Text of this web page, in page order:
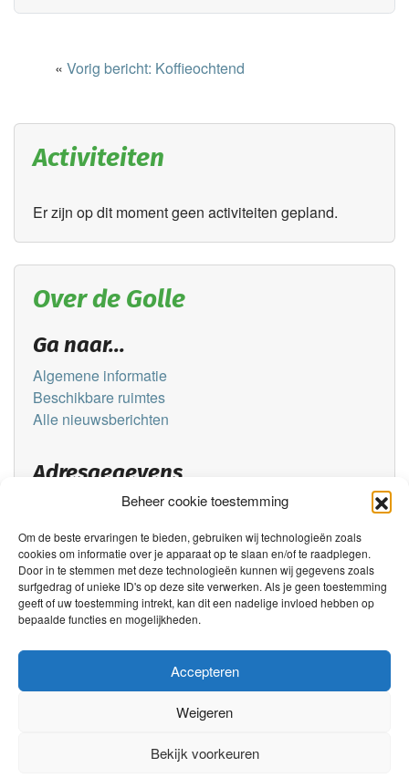
Beheer cookie toestemming
Om de beste ervaringen te bieden, gebruiken wij technologieën zoals
cookies om informatie over je apparaat op te slaan en/of te raadplegen.
Door in te stemmen met deze technologieën kunnen wij gegevens zoals
surfgedrag of unieke ID's op deze site verwerken. Als je geen toestemming
geeft of uw toestemming intrekt, kan dit een nadelige invloed hebben op
bepaalde functies en mogelijkheden.
Accepteren
Weigeren
Bekijk voorkeuren
« Vorig bericht: Koffieochtend
Activiteiten
Er zijn op dit moment geen activiteiten gepland.
Over de Golle
Ga naar...
Algemene informatie
Beschikbare ruimtes
Alle nieuwsberichten
Adresgegevens
Stichting Dorpshuis Wirdum/Swichum
9088 AP Wirdum
Contactmogelijkheden
dorpshuis.degolle@gmail.com
06-14558475
Reserveringsaanvraag